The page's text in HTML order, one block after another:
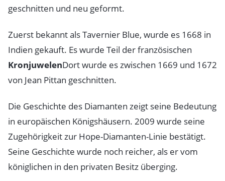
geschnitten und neu geformt.
Zuerst bekannt als Tavernier Blue, wurde es 1668 in
Indien gekauft. Es wurde Teil der französischen
KronjuwelenDort wurde es zwischen 1669 und 1672
von Jean Pittan geschnitten.
Die Geschichte des Diamanten zeigt seine Bedeutung
in europäischen Königshäusern. 2009 wurde seine
Zugehörigkeit zur Hope-Diamanten-Linie bestätigt.
Seine Geschichte wurde noch reicher, als er vom
königlichen in den privaten Besitz überging.